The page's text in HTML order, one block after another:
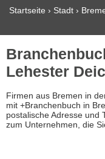
Startseite › Stadt ›
Lehester
Firmen aus Bremen in
mit +Branchenbuch in
postalische Adresse und
zum Unternehmen, die